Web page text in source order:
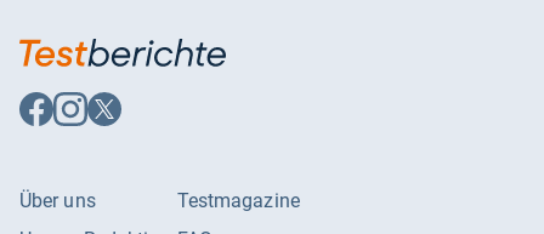
Auf
Facebook
Auf
Instagram
Auf
X
Über uns
Testmagazine